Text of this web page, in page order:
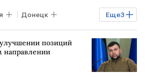
Еще3
Донецк
ВСУ
позиций
направлении